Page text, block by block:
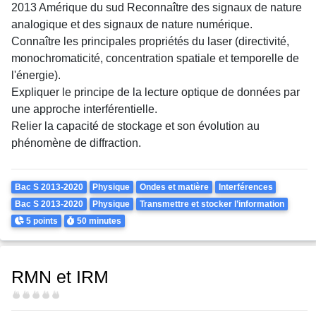
2013 Amérique du sud Reconnaître des signaux de nature
analogique et des signaux de nature numérique.
Connaître les principales propriétés du laser (directivité,
monochromaticité, concentration spatiale et temporelle de
l'énergie).
Expliquer le principe de la lecture optique de données par
une approche interférentielle.
Relier la capacité de stockage et son évolution au
phénomène de diffraction.
Theme
Bac S 2013-2020 Physique Ondes et matière
Interférences
Bac S 2013-2020
Physique Transmettre et stocker l’information
Points
5 points Durée
50 minutes
RMN et IRM
Difficulté